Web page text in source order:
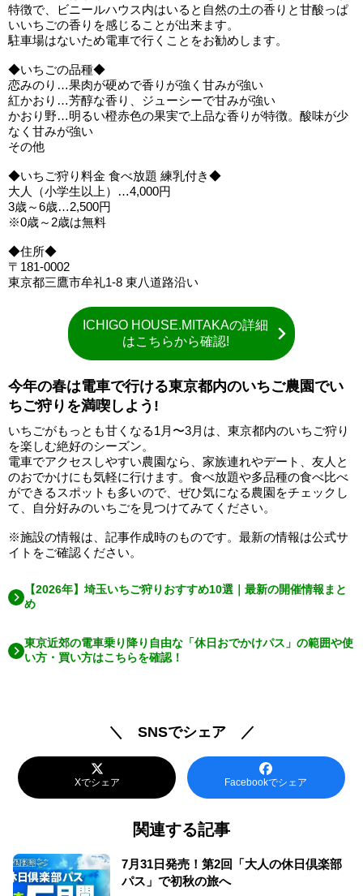
特徴で、ビニールハウス内はいると自然の土の香りと甘酸っぱ
いいちごの香りを感じることが出来ます。
駐車場はないため電車で行くことをお勧めします。
◆いちごの品種◆
恋みのり…果肉が硬めで香りが強く甘みが強い
紅かおり…芳醇な香り、ジューシーで甘みが強い
かおり野…明るい橙赤色の果実で上品な香りが特徴。酸味が少
なく甘みが強い
その他
◆いちご狩り料金 食べ放題 練乳付き◆
大人（小学生以上）…4,000円
3歳～6歳…2,500円
※0歳～2歳は無料
◆住所◆
〒181-0002
東京都三鷹市牟礼1-8 東八道路沿い
ICHIGO HOUSE.MITAKAの詳細
はこちらから確認!
今年の春は電車で行ける東京都内のいちご農園でい
ちご狩りを満喫しよう!
いちごがもっとも甘くなる1月〜3月は、東京都内のいちご狩り
を楽しむ絶好のシーズン。
電車でアクセスしやすい農園なら、家族連れやデート、友人と
のおでかけにも気軽に行けます。食べ放題や多品種の食べ比べ
ができるスポットも多いので、ぜひ気になる農園をチェックし
て、自分好みのいちごを見つけてみてください。
※施設の情報は、記事作成時のものです。最新の情報は公式サ
イトをご確認ください。
【2026年】埼玉いちご狩りおすすめ10選｜最新の開催情報まと
め
東京近郊の電車乗り降り自由な「休日おでかけパス」の範囲や使
い方・買い方はこちらを確認！
＼ SNSでシェア ／
Xでシェア Facebookでシェア
関連する記事
7月31日発売！第2回「大人の休日倶楽部
パス」で初秋の旅へ